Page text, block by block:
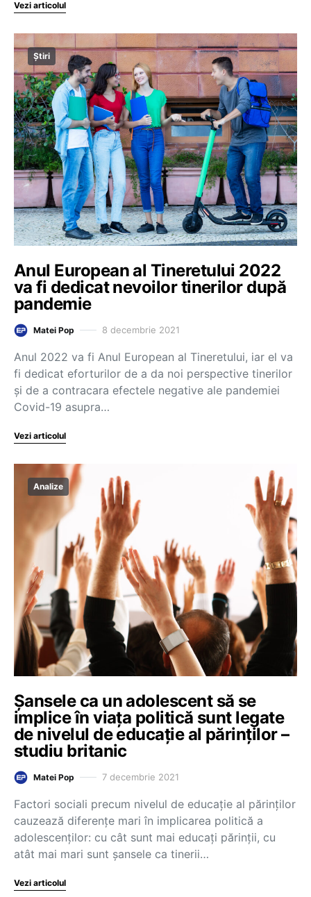
Vezi articolul
Știri
Anul European al Tineretului 2022
va fi dedicat nevoilor tinerilor după
pandemie
Matei Pop 8 decembrie 2021
Anul 2022 va fi Anul European al Tineretului, iar el va
fi dedicat eforturilor de a da noi perspective tinerilor
și de a contracara efectele negative ale pandemiei
Covid-19 asupra…
Vezi articolul
Analize
Șansele ca un adolescent să se
implice în viața politică sunt legate
de nivelul de educație al părinților –
studiu britanic
Matei Pop 7 decembrie 2021
Factori sociali precum nivelul de educație al părinților
cauzează diferențe mari în implicarea politică a
adolescenților: cu cât sunt mai educați părinții, cu
atât mai mari sunt șansele ca tinerii…
Vezi articolul